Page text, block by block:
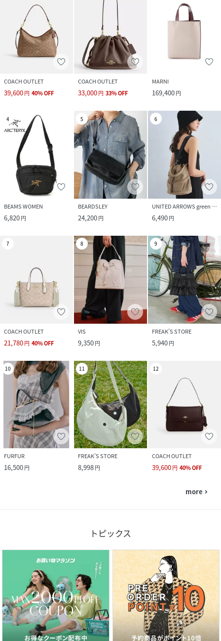
COACH OUTLET
39,600円 40%OFF
COACH OUTLET
33,000円 33%OFF
MARNI
169,400円
4
BEAMS WOMEN
6,820円
5
BEARDSLEY
24,200円
6
UNITED ARROWS green label relaxing
6,490円
7
COACH OUTLET
21,780円 40%OFF
8
VIS
9,350円
9
FREAK’S STORE
5,940円
10
FURFUR
16,500円
11
FREAK’S STORE
8,998円
12
COACH OUTLET
39,600円 40%OFF
more navigate_next
トピックス